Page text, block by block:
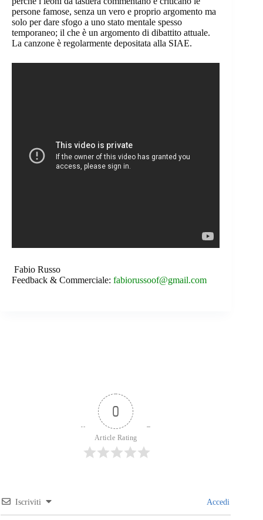
persone famose, senza un vero e proprio argomento ma
solo per dare sfogo a uno stato mentale spesso
temporaneo; il che è un argomento di dibattito attuale.
La canzone è regolarmente depositata alla SIAE.
Fabio Russo
Feedback & Commerciale: fabiorussoof@gmail.com
0
Article Rating
Iscriviti Accedi